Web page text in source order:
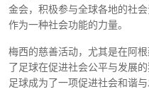
金会，积极参与全球各地的社
作为一种社会功能的力量。
梅西的慈善活动，尤其是在阿
了足球在促进社会公平与发展
足球成为了一项促进社会和谐